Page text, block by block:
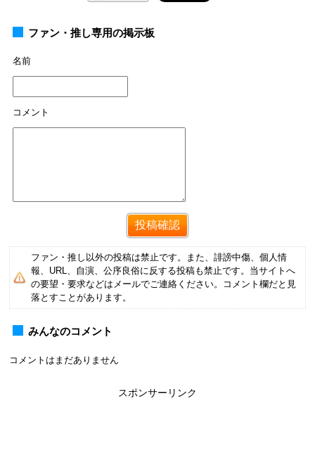
ファン・推し専用の掲示板
名前
コメント
ファン・推し以外の投稿は禁止です。また、誹謗中傷、個人情
報、URL、自演、公序良俗に反する投稿も禁止です。当サイトへ
の要望・要求などはメールでご連絡ください。コメント欄だと見
落とすことがあります。
みんなのコメント
コメントはまだありません
スポンサーリンク